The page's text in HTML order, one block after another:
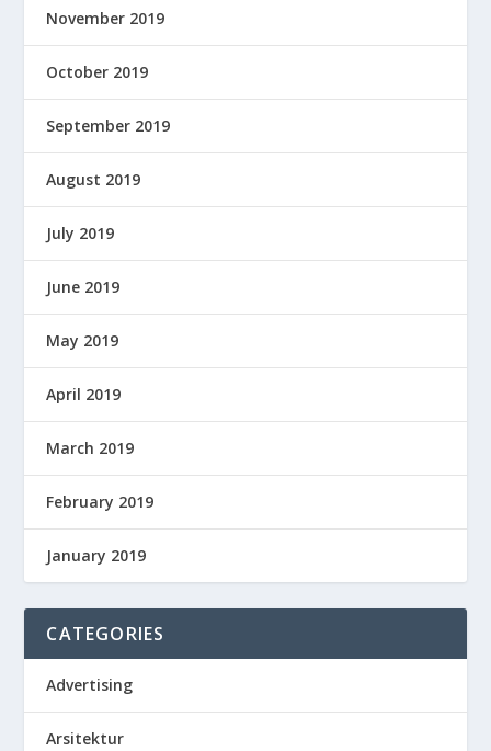
November 2019
October 2019
September 2019
August 2019
July 2019
June 2019
May 2019
April 2019
March 2019
February 2019
January 2019
CATEGORIES
Advertising
Arsitektur